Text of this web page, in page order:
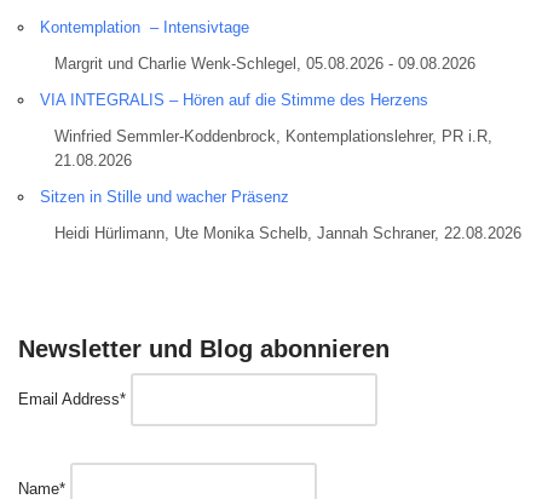
Kontemplation – Intensivtage
Margrit und Charlie Wenk-Schlegel, 05.08.2026 - 09.08.2026
VIA INTEGRALIS – Hören auf die Stimme des Herzens
Winfried Semmler-Koddenbrock, Kontemplationslehrer, PR i.R,
21.08.2026
Sitzen in Stille und wacher Präsenz
Heidi Hürlimann, Ute Monika Schelb, Jannah Schraner, 22.08.2026
Newsletter und Blog abonnieren
Email Address*
Name*